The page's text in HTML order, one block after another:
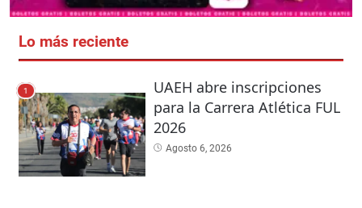
Lo más reciente
1
UAEH abre inscripciones
para la Carrera Atlética FUL
2026
Agosto 6, 2026